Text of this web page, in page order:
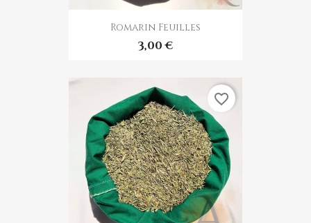
Romarin Feuilles
3,00 €
favorite_border